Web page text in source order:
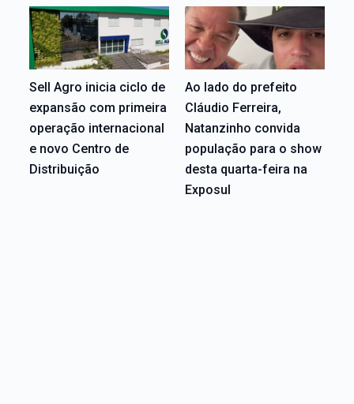
Sell Agro inicia ciclo de
expansão com primeira
operação internacional
e novo Centro de
Distribuição
Ao lado do prefeito
Cláudio Ferreira,
Natanzinho convida
população para o show
desta quarta-feira na
Exposul